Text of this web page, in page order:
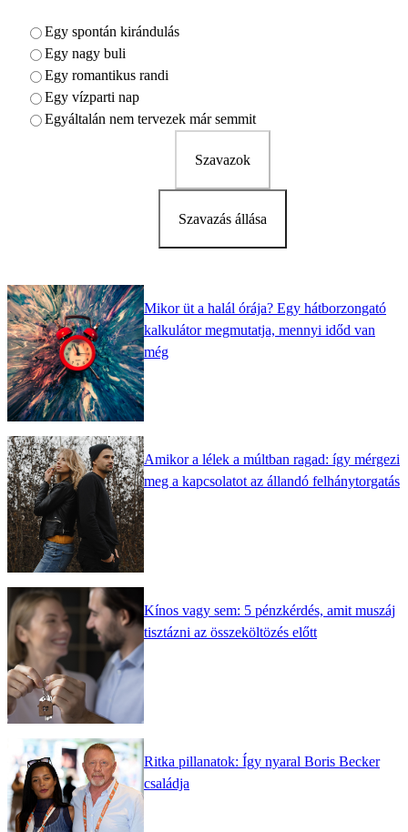
Egy spontán kirándulás
Egy nagy buli
Egy romantikus randi
Egy vízparti nap
Egyáltalán nem tervezek már semmit
Szavazok
Szavazás állása
Mikor üt a halál órája? Egy hátborzongató
kalkulátor megmutatja, mennyi időd van
még
Amikor a lélek a múltban ragad: így mérgezi
meg a kapcsolatot az állandó felhánytorgatás
Kínos vagy sem: 5 pénzkérdés, amit muszáj
tisztázni az összeköltözés előtt
Ritka pillanatok: Így nyaral Boris Becker
családja